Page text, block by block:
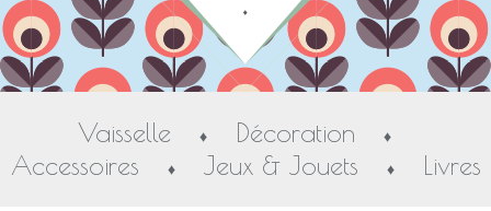
Vaisselle ♦ Décoration ♦
Accessoires ♦ Jeux & Jouets ♦ Livres